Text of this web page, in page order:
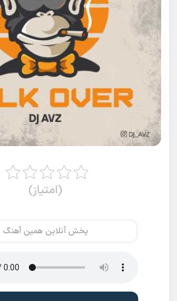
(امتیاز)
پخش آنلاین همین آهنگ